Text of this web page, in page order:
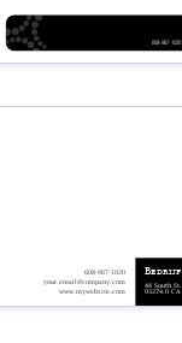
608-967-1020
48 South
93274.0 CA
608-967-1020
www.mywebsite.com
your.email@company.com
Bedrijf